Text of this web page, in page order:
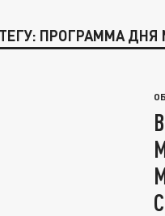
ПРОГРАММА